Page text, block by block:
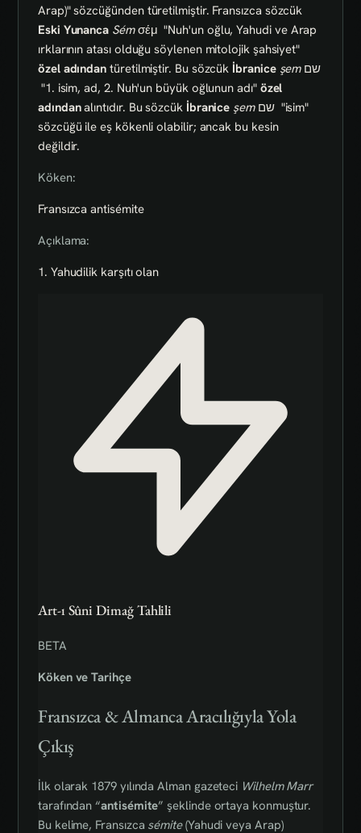
Arap)" sözcüğünden türetilmiştir. Fransızca sözcük
Eski Yunanca Sémσέμ "Nuh'un oğlu, Yahudi ve Arap
ırklarının atası olduğu söylenen mitolojik şahsiyet"
özel adından türetilmiştir. Bu sözcük İbranice şem שם
"1. isim, ad, 2. Nuh'un büyük oğlunun adı" özel
adındanalıntıdır. Bu sözcük İbranice şem שם "isim"
sözcüğü ile eş kökenli olabilir; ancak bu kesin
değildir.
Köken:
Fransızca antisémite
Açıklama:
1. Yahudilik karşıtı olan
Art-ı Sûni Dimağ Tahlili
BETA
Köken ve Tarihçe
Fransızca & Almanca Aracılığıyla Yola
Çıkış
İlk olarak 1879 yılında Alman gazeteci Wilhelm Marr
tarafından “antisémite” şeklinde ortaya konmuştur.
Bu kelime, Fransızca sémite(Yahudi veya Arap)